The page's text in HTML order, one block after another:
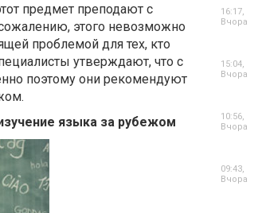
предмет преподают с
этого невозможно
проблемой для тех, кто
утверждают, что с
поэтому они рекомендуют
языка за рубежом
16:17,
Вчора
15:04,
Вчора
10:56,
Вчора
09:43,
Вчора